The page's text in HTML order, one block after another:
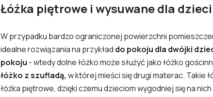
Łóżka piętrowe i wysuwane dla dzieci
W przypadku bardzo ograniczonej powierzchni
idealne rozwiązania na przykład do pokoju dla dwójki
pokoju - wtedy dolne łóżko może służyć jako łóżko
łóżko z szufladą, w której mieści się drugi materac. Takie
łóżka piętrowe, dzięki czemu dzieciom wygodniej się na